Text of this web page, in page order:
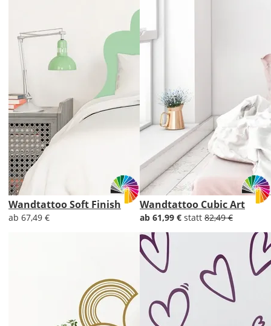
Wandtattoo Soft Finish
ab 67,49 €
Wandtattoo Cubic Art
ab 61,99 € statt 82,49 €